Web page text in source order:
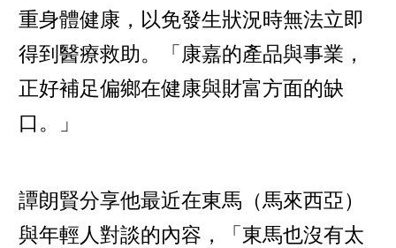
重身體健康，以免發生狀況時無法立即
得到醫療救助。「康嘉的產品與事業，
正好補足偏鄉在健康與財富方面的缺
口。」
譚朗賢分享他最近在東馬（馬來西亞）
與年輕人對談的內容，「東馬也沒有太